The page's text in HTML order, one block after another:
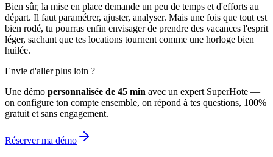
Bien sûr, la mise en place demande un peu de temps et d'efforts au
départ. Il faut paramétrer, ajuster, analyser. Mais une fois que tout est
bien rodé, tu pourras enfin envisager de prendre des vacances l'esprit
léger, sachant que tes locations tournent comme une horloge bien
huilée.
Envie d'aller plus loin ?
Une démo personnalisée de 45 min avec un expert SuperHote —
on configure ton compte ensemble, on répond à tes questions, 100%
gratuit et sans engagement.
Réserver ma démo